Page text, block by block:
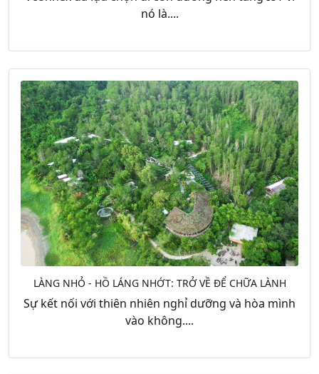
nó là....
LÀNG NHỎ - HỒ LÁNG NHỚT: TRỞ VỀ ĐỂ CHỮA LÀNH
Sự kết nối với thiên nhiên nghỉ dưỡng và hòa mình
vào không....